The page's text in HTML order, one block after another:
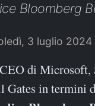
Bloomberg
3 luglio 2024
di Microsoft,
Gates in termini